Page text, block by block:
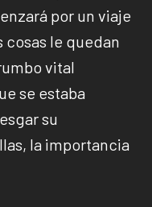
por un viaje
cosas le quedan
vital
se estaba
su
la importancia